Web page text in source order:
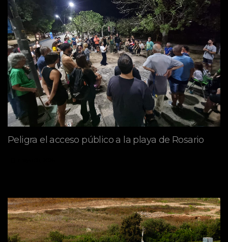
Peligra el acceso público a la playa de Rosario